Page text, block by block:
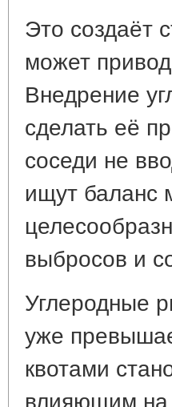
Это создаёт
может
Внедрение
сделать её
соседи не
ищут баланс
выбросов и
Углеродные
уже
квотами
влияющим на